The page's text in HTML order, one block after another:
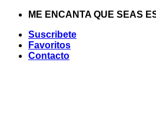
Saltar
contenido
ME ENCANTA QUE SEAS
Suscribete
Favoritos
Contacto